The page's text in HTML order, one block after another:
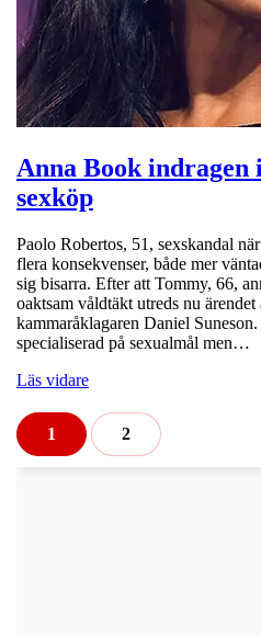
Anna Book indragen
sexköp
Paolo Robertos, 51, sexskandal
flera konsekvenser, både mer
sig bisarra. Efter att Tommy, 66,
oaktsam våldtäkt utreds nu ärendet
kammaråklagaren Daniel
specialiserad på sexualmål men…
Läs vidare
1 2